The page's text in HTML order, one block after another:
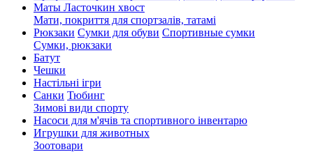
Маты Ласточкин хвост
Мати, покриття для спортзалів, татамі
Рюкзаки Сумки для обуви Спортивные сумки
Сумки, рюкзаки
Батут
Чешки
Настільні ігри
Санки Тюбинг
Зимові види спорту
Насоси для м'ячів та спортивного інвентарю
Игрушки для животных
Зоотовари